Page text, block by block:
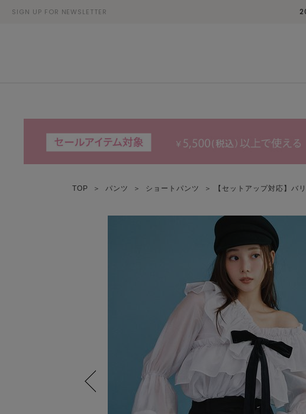
SIGN UP FOR NEWSLETTER
TOP ＞ パンツ ＞ ショートパンツ ＞ 【セットアップ対応】バ